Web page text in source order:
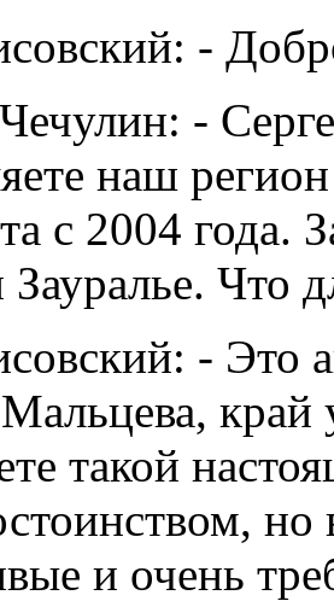
-
-
наш
с 2004 года.
Что
- Это
такой
и очень